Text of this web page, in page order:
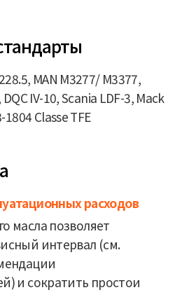
MAN M3277/ M3377,
IV-10, Scania LDF-3, Mack
1804 Classe TFE
расходов
масла позволяет
интервал (см.
и сократить простои